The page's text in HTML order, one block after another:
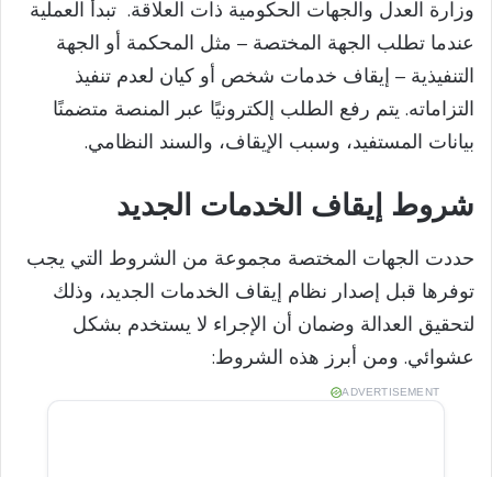
وزارة العدل والجهات الحكومية ذات العلاقة. تبدأ العملية
عندما تطلب الجهة المختصة – مثل المحكمة أو الجهة
التنفيذية – إيقاف خدمات شخص أو كيان لعدم تنفيذ
التزاماته. يتم رفع الطلب إلكترونيًا عبر المنصة متضمنًا
بيانات المستفيد، وسبب الإيقاف، والسند النظامي.
شروط إيقاف الخدمات الجديد
حددت الجهات المختصة مجموعة من الشروط التي يجب
توفرها قبل إصدار نظام إيقاف الخدمات الجديد، وذلك
لتحقيق العدالة وضمان أن الإجراء لا يستخدم بشكل
عشوائي. ومن أبرز هذه الشروط:
ADVERTISEMENT